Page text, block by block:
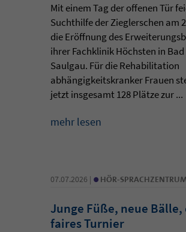
Mit einem Tag der offenen Tür
Suchthilfe der Zieglerschen am
die Eröffnung des
ihrer Fachklinik Höchsten in Bad
Saulgau. Für die Rehabilitation
abhängigkeitskranker Frauen
jetzt insgesamt 128 Plätze zur ...
mehr lesen
07.07.2026 | • HÖR-
Junge Füße, neue Bälle,
faires Turnier